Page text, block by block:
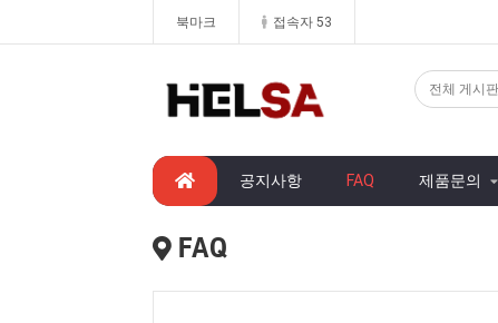
북마크 접속자 53
공지사항 FAQ 제품문의
FAQ